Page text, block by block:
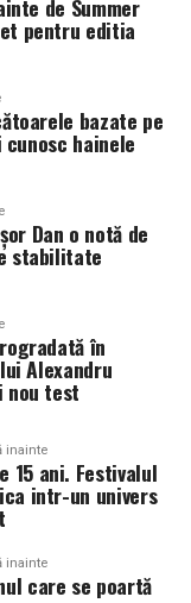
a feminității
scena
integrante ale
18:00
all-inclusive
000 / 0748 023
o gazdă
capacitatea de
amintire
fac parte din
deoarece
in Cluj
auto in Cluj
si o vopsea
detalii precum
anvelopa,
Fiecare
pentru a
masinii. Profilul,
complet felul
poate
un look
strica
bine realizat.
de Summer
pentru editia
bazate pe
hainele
Dan o notă de
stabilitate
în
Alexandru
nou test
inainte
15 ani. Festivalul
intr-un univers
inainte
care se poartă